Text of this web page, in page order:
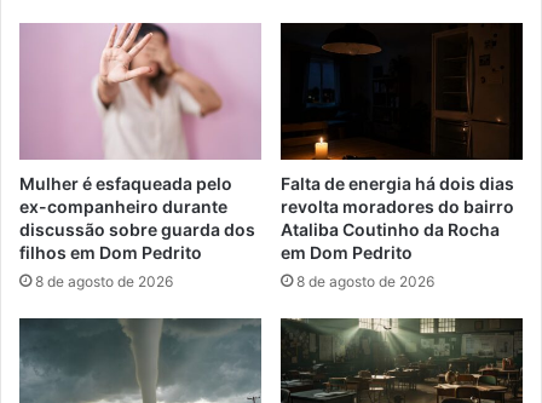
Mulher é esfaqueada pelo
ex-companheiro durante
discussão sobre guarda dos
filhos em Dom Pedrito
8 de agosto de 2026
Falta de energia há dois dias
revolta moradores do bairro
Ataliba Coutinho da Rocha
em Dom Pedrito
8 de agosto de 2026